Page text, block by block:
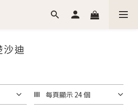
迪
每頁顯示 24 個